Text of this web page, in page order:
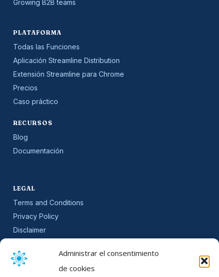
Administrar el consentimiento
de cookies
Growing B2B teams
PLATAFORMA
Todas las Funciones
Aplicación Streamline Distribution
Extensión Streamline para Chrome
Precios
Caso práctico
RECURSOS
Blog
Documentación
LEGAL
Terms and Conditions
Privacy Policy
Disclaimer
Cookie Policy (EU)